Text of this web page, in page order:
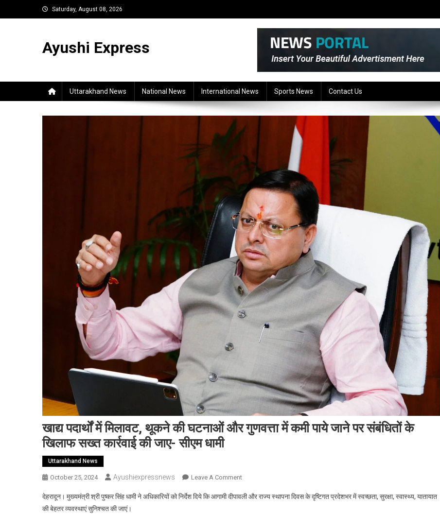
to
Saturday, August 08, 2026
Ayushi Express
Uttarakhand News National News International News Sports News Contact Us
खाद्य पदार्थों में मिलावट, थूकने की घटनाओं और गुणवत्ता में कमी पाये जाने पर संबंधितों के
खिलाफ सख्त कार्रवाई की जाए- सीएम धामी
Uttarakhand News
October 25, 2024 Ayushiexpressnews Leave A CommentOn
पदार्थों
देहरादून। मुख्यमंत्री श्री पुष्कर सिंह धामी ने अधिकारियों को निर्देश दिये कि आगामी दीपावली और राज्य स्थापना दिवस के दृष्टिगत प्रदेशभर में स्वच्छता, सुरक्षा, स्वास्थ्य, यातायात
की बेहतर व्यवस्थाएं सुनिश्चत की जाएं।